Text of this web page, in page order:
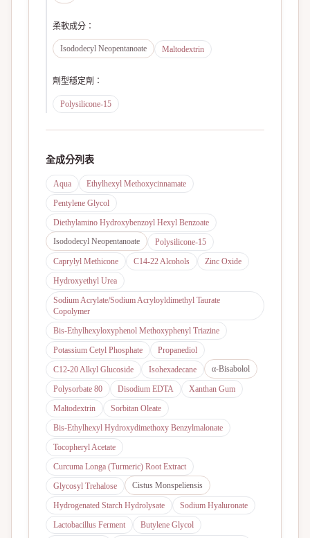
柔軟成分 ：
Isododecyl Neopentanoate Maltodextrin
劑型穩定劑 ：
Polysilicone-15
全成分列表
Aqua
Ethylhexyl Methoxycinnamate
Pentylene Glycol
Diethylamino Hydroxybenzoyl Hexyl Benzoate
Isododecyl Neopentanoate
Polysilicone-15
Caprylyl Methicone
C14-22 Alcohols
Zinc Oxide
Hydroxyethyl Urea
Sodium Acrylate/Sodium Acryloyldimethyl Taurate
Copolymer
Bis-Ethylhexyloxyphenol Methoxyphenyl Triazine
Potassium Cetyl Phosphate
Propanediol
C12-20 Alkyl Glucoside
Isohexadecane α-Bisabolol
Polysorbate 80 Disodium EDTA
Xanthan Gum
Maltodextrin
Sorbitan Oleate
Bis-Ethylhexyl Hydroxydimethoxy Benzylmalonate
Tocopheryl Acetate
Curcuma Longa (Turmeric) Root Extract
Glycosyl Trehalose
Cistus Monspeliensis
Hydrogenated Starch Hydrolysate
Sodium Hyaluronate
Lactobacillus Ferment
Butylene Glycol